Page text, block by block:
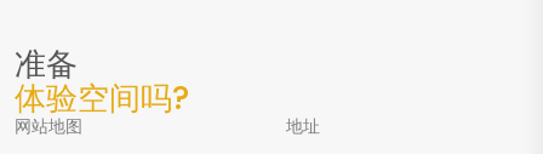
准备
体验空间吗?
网站地图
地址